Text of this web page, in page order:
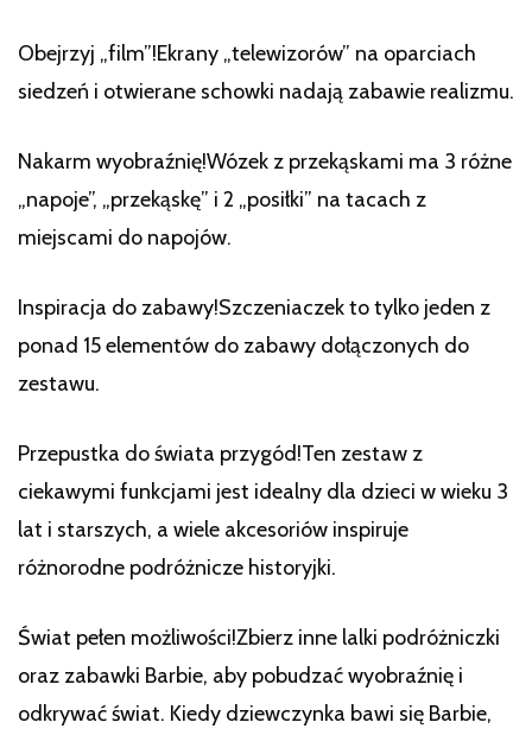
Obejrzyj „film”!Ekrany „telewizorów” na oparciach
siedzeń i otwierane schowki nadają zabawie realizmu.
Nakarm wyobraźnię!Wózek z przekąskami ma 3 różne
„napoje”, „przekąskę” i 2 „posiłki” na tacach z
miejscami do napojów.
Inspiracja do zabawy!Szczeniaczek to tylko jeden z
ponad 15 elementów do zabawy dołączonych do
zestawu.
Przepustka do świata przygód!Ten zestaw z
ciekawymi funkcjami jest idealny dla dzieci w wieku 3
lat i starszych, a wiele akcesoriów inspiruje
różnorodne podróżnicze historyjki.
Świat pełen możliwości!Zbierz inne lalki podróżniczki
oraz zabawki Barbie, aby pobudzać wyobraźnię i
odkrywać świat. Kiedy dziewczynka bawi się Barbie,